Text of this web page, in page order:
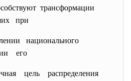
трансформации
при
национального
его
цель распределения